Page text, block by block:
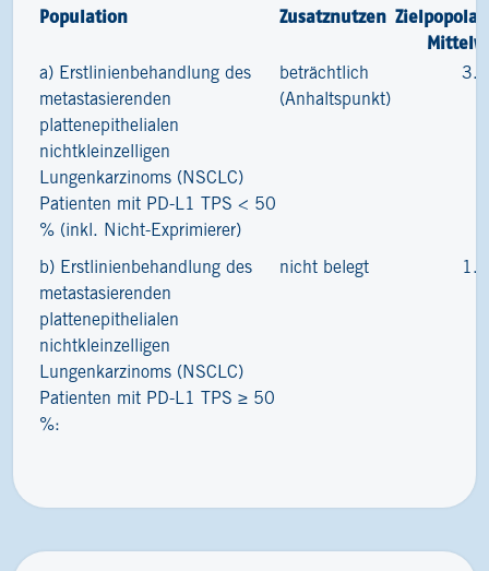
Population Zusatznutzen
a) Erstlinienbehandlung des
metastasierenden
plattenepithelialen
nichtkleinzelligen
Lungenkarzinoms (NSCLC)
Patienten mit PD-L1 TPS < 50
% (inkl. Nicht-Exprimierer)
beträchtlich
(Anhaltspunkt)
b) Erstlinienbehandlung des
metastasierenden
plattenepithelialen
nichtkleinzelligen
Lungenkarzinoms (NSCLC)
Patienten mit PD-L1 TPS ≥ 50
%:
nicht belegt